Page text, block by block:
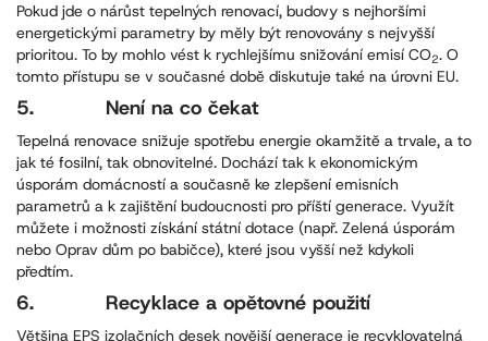
Pokud jde o nárůst tepelných renovací, budovy s nejhoršími
energetickými parametry by měly být renovovány s nejvyšší
prioritou. To by mohlo vést k rychlejšímu snižování emisí CO2. O
tomto přístupu se v současné době diskutuje také na úrovni EU.
5. Není na co čekat
Tepelná renovace snižuje spotřebu energie okamžitě a trvale, a to
jak té fosilní, tak obnovitelné. Dochází tak k ekonomickým
úsporám domácností a současně ke zlepšení emisních
parametrů a k zajištění budoucnosti pro příští generace. Využít
můžete i možnosti získání státní dotace (např. Zelená úsporám
nebo Oprav dům po babičce), které jsou vyšší než kdykoli
předtím.
6. Recyklace a opětovné použití
Většina EPS izolačních desek novější generace je recyklovatelná